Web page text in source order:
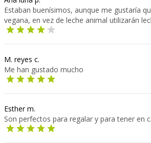
Estaban buenísimos, aunque me gustaría
vegana, en vez de leche animal utilizarán
M. reyes c.
Me han gustado mucho
Esther m.
Son perfectos para regalar y para tener en